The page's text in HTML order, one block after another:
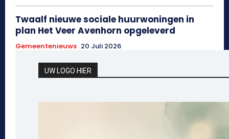
Twaalf nieuwe sociale huurwoningen in
plan Het Veer Avenhorn opgeleverd
Gemeentenieuws 20 Juli 2026
UW LOGO HIER